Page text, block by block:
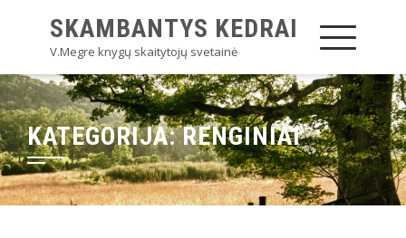
SKAMBANTYS KEDRAI
V.Megre knygų skaitytojų svetainė
KATEGORIJA:RENGINIAI